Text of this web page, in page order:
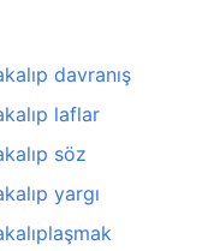
davranış
laflar
söz
yargı